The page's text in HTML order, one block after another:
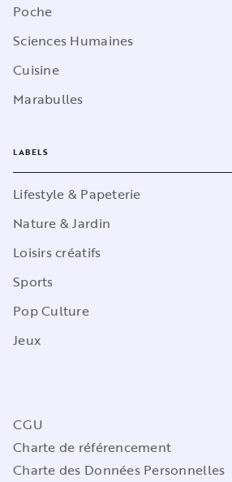
Poche
Sciences Humaines
Cuisine
Marabulles
LABELS
Lifestyle & Papeterie
Nature & Jardin
Loisirs créatifs
Sports
Pop Culture
Jeux
CGU
Charte de référencement
Charte des Données Personnelles